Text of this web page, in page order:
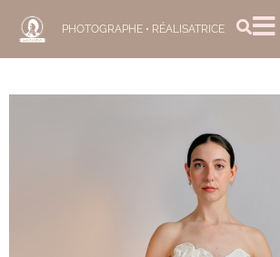
PHOTOGRAPHE • RÉALISATRICE